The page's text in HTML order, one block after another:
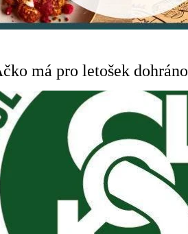
má pro letošek dohráno